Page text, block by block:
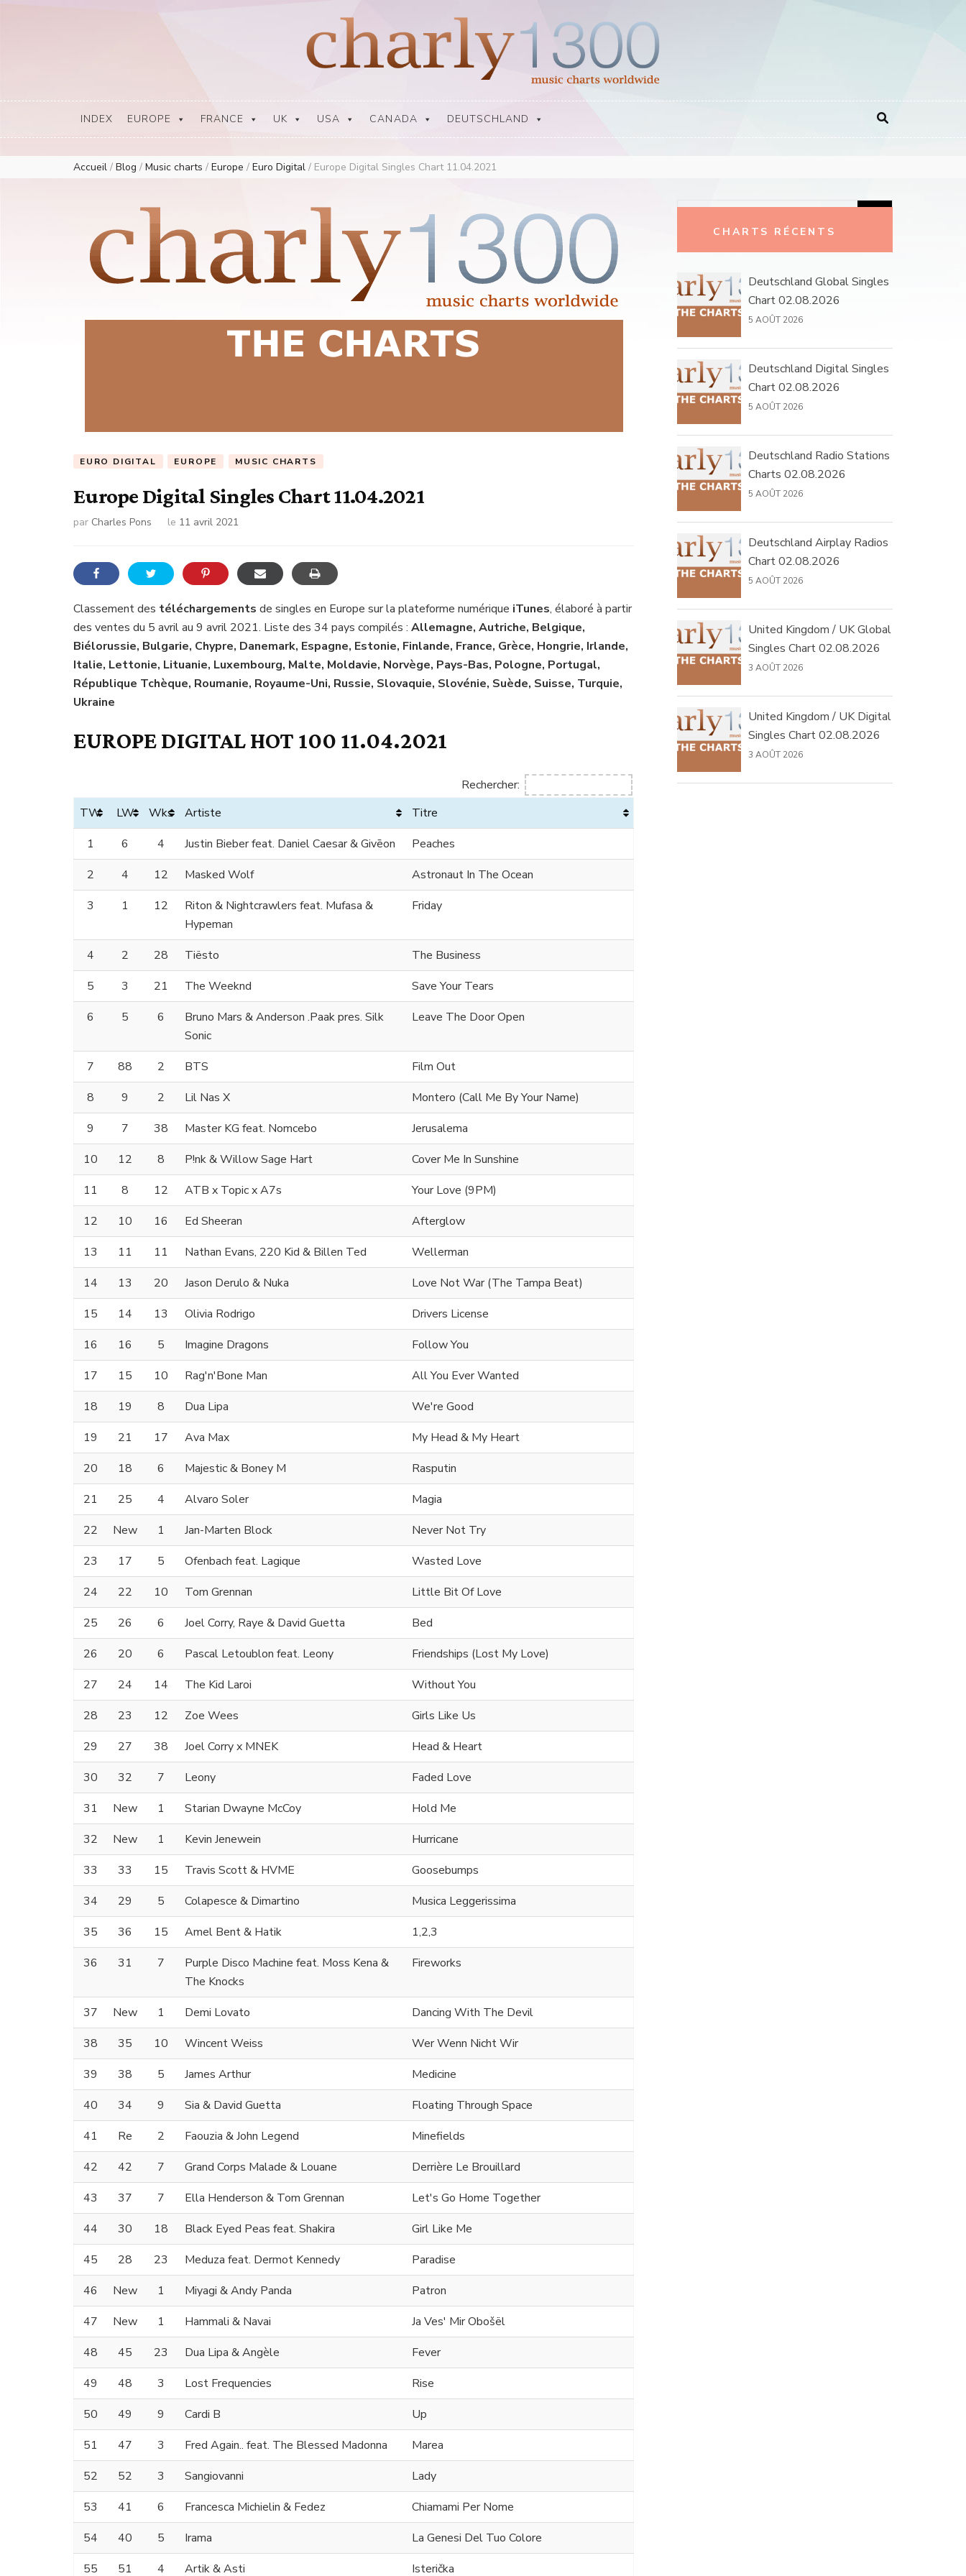
Europe Airplay Charts Radios Music Worldwide – Charly1300
European Music Charts plus USA and Australia
INDEX EUROPE FRANCE UK USA CANADA DEUTSCHLAND
Accueil / Blog / Music charts / Europe / Euro Digital / Europe Digital Singles Chart 11.04.2021
EURO DIGITAL EUROPE MUSIC CHARTS
Europe Digital Singles Chart 11.04.2021
par Charles Pons le 11 avril 2021
Classement des téléchargements de singles en Europe sur la plateforme numérique iTunes, élaboré à partir
des ventes du 5 avril au 9 avril 2021. Liste des 34 pays compilés : Allemagne, Autriche, Belgique,
Biélorussie, Bulgarie, Chypre, Danemark, Espagne, Estonie, Finlande, France, Grèce, Hongrie, Irlande,
Italie, Lettonie, Lituanie, Luxembourg, Malte, Moldavie, Norvège, Pays-Bas, Pologne, Portugal,
République Tchèque, Roumanie, Royaume-Uni, Russie, Slovaquie, Slovénie, Suède, Suisse, Turquie,
Ukraine
EUROPE DIGITAL HOT 100 11.04.2021
Rechercher:
TW
LW Wks Artiste
Titre
1
6 4 Justin Bieber feat. Daniel Caesar & Givēon
Peaches
2
4 12 Masked Wolf
Astronaut In The Ocean
3
1 12
Riton & Nightcrawlers feat. Mufasa &
Hypeman
Friday
4 2 28 Tiësto
The Business
5
3 21 The Weeknd
Save Your Tears
6
5 6
Bruno Mars & Anderson .Paak pres. Silk
Sonic
Leave The Door Open
7 88 2 BTS
Film Out
8
9 2 Lil Nas X
Montero (Call Me By Your Name)
9
7 38 Master KG feat. Nomcebo
Jerusalema
10
12 8 P!nk & Willow Sage Hart
Cover Me In Sunshine
11
8 12 ATB x Topic x A7s
Your Love (9PM)
12
10 16 Ed Sheeran
Afterglow
13
11 11 Nathan Evans, 220 Kid & Billen Ted
Wellerman
14
13 20 Jason Derulo & Nuka
Love Not War (The Tampa Beat)
15
14 13 Olivia Rodrigo
Drivers License
16
16 5 Imagine Dragons
Follow You
17
15 10 Rag'n'Bone Man
All You Ever Wanted
18
19 8 Dua Lipa
We're Good
19
21 17 Ava Max
My Head & My Heart
20
18 6 Majestic & Boney M
Rasputin
21
25 4 Alvaro Soler
Magia
22
New 1 Jan-Marten Block
Never Not Try
23
17 5 Ofenbach feat. Lagique
Wasted Love
24
22 10 Tom Grennan
Little Bit Of Love
25
26 6 Joel Corry, Raye & David Guetta
Bed
26
20 6 Pascal Letoublon feat. Leony
Friendships (Lost My Love)
27
24 14 The Kid Laroi
Without You
28
23 12 Zoe Wees
Girls Like Us
29
27 38 Joel Corry x MNEK
Head & Heart
30
32 7 Leony
Faded Love
31
New 1 Starian Dwayne McCoy
Hold Me
32
New 1 Kevin Jenewein
Hurricane
33
33 15 Travis Scott & HVME
Goosebumps
34
29 5 Colapesce & Dimartino
Musica Leggerissima
35
36 15 Amel Bent & Hatik
1,2,3
36
31 7
Purple Disco Machine feat. Moss Kena &
The Knocks
Fireworks
37 New 1 Demi Lovato
Dancing With The Devil
38
35 10 Wincent Weiss
Wer Wenn Nicht Wir
39
38 5 James Arthur
Medicine
40
34 9 Sia & David Guetta
Floating Through Space
41
Re 2 Faouzia & John Legend
Minefields
42
42 7 Grand Corps Malade & Louane
Derrière Le Brouillard
43
37 7 Ella Henderson & Tom Grennan
Let's Go Home Together
44
30 18 Black Eyed Peas feat. Shakira
Girl Like Me
45
28 23 Meduza feat. Dermot Kennedy
Paradise
46
New 1 Miyagi & Andy Panda
Patron
47
New 1 Hammali & Navai
Ja Ves' Mir Obošël
48
45 23 Dua Lipa & Angèle
Fever
49
48 3 Lost Frequencies
Rise
50
49 9 Cardi B
Up
51
47 3 Fred Again.. feat. The Blessed Madonna
Marea
52
52 3 Sangiovanni
Lady
53
41 6 Francesca Michielin & Fedez
Chiamami Per Nome
54
40 5 Irama
La Genesi Del Tuo Colore
55
51 4 Artik & Asti Isterička
CHARTS RÉCENTS
Deutschland Global Singles
Chart 02.08.2026
5 AOÛT 2026
Deutschland Digital Singles
Chart 02.08.2026
5 AOÛT 2026
Deutschland Radio Stations
Charts 02.08.2026
5 AOÛT 2026
Deutschland Airplay Radios
Chart 02.08.2026
5 AOÛT 2026
United Kingdom / UK Global
Singles Chart 02.08.2026
3 AOÛT 2026
United Kingdom / UK Digital
Singles Chart 02.08.2026
3 AOÛT 2026